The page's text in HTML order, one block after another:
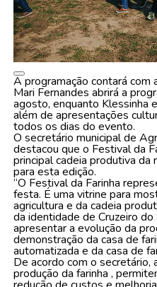
A programação contará com
Mari Fernandes abrirá a
agosto, enquanto Klessinha
além de apresentações
todos os dias do evento.
O secretário municipal de
destacou que o Festival da
principal cadeia produtiva da
para esta edição.
“O Festival da Farinha
festa. É uma vitrine para
agricultura e da cadeia
da identidade de Cruzeiro
apresentar a evolução da
demonstração da casa de
automatizada e da casa de
De acordo com o secretário,
produção da farinha ,